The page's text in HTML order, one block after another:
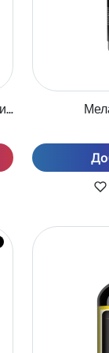
Мультивитаминный комплекс для мужчин (90 таблеток)